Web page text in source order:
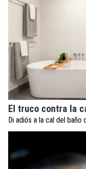
El truco contra la
Di adiós a la cal del